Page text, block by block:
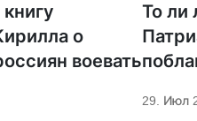
о
воевать
То ли
29. Июл